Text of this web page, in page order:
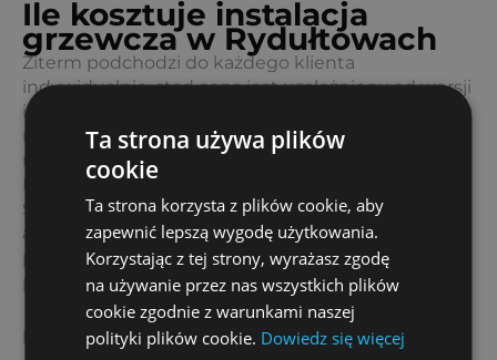
Ile kosztuje instalacja
grzewcza w Rydułtowach
Ziterm podchodzi do każdego klienta
indywidualnie, stąd cena jest uzależniony od wersji
instalacji, powierzchni, gdzie będzie wykonana oraz
możliwości, jakie oferuje miejsce przewidywanego
montażu.
Rydułtowy to miasto, gdzie mieszkasz? Idealnie!
Skontaktuj się z nami mailowo, bądź telefonicznie,
a nasi fachowcy zaproponują różne opcje, jakie
pomogą uzyskać przewidywaną efektywność
przez poszczególne instalacje grzewcze.
biuro@ziterm.pl
Ta strona używa plików
cookie
Ta strona korzysta z plików cookie, aby
zapewnić lepszą wygodę użytkowania.
Korzystając z tej strony, wyrażasz zgodę
na używanie przez nas wszystkich plików
cookie zgodnie z warunkami naszej
polityki plików cookie. Dowiedz się więcej